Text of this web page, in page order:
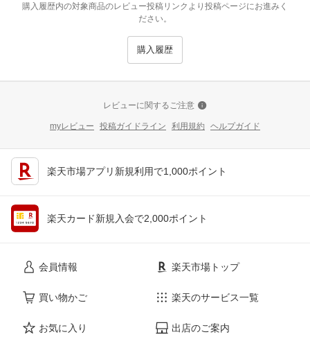
購入履歴内の対象商品のレビュー投稿リンクより投稿ページにお進みく
ださい。
購入履歴
レビューに関するご注意
myレビュー 投稿ガイドライン 利用規約 ヘルプガイド
楽天市場アプリ新規利用で1,000ポイント
楽天カード新規入会で2,000ポイント
会員情報
買い物かご
お気に入り
楽天市場トップ
楽天のサービス一覧
出店のご案内